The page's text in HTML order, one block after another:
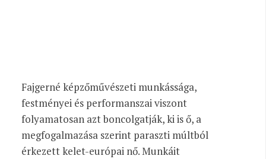
Fajgerné képzőművészeti munkássága,
festményei és performanszai viszont
folyamatosan azt boncolgatják, ki is ő, a
megfogalmazása szerint paraszti múltból
érkezett kelet-európai nő. Munkáit